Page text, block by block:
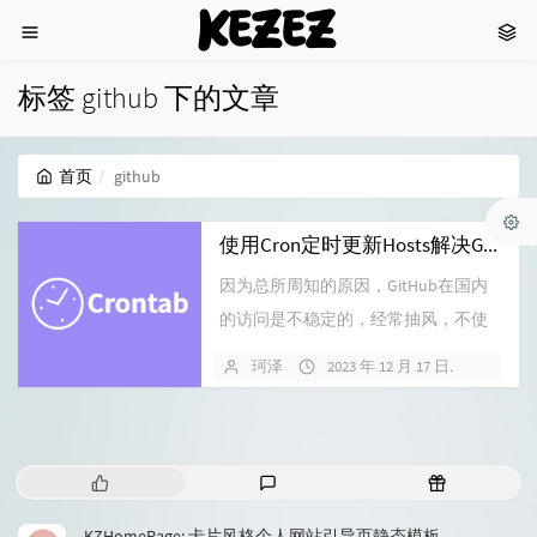
KEZEZ
标签 github 下的文章
首页 github
使用Cron定时更新Hosts解决Gihub无法访问问题
因为总所周知的原因，GitHub在国内
的访问是不稳定的，经常抽风，不使
行...
珂泽 2023 年 12 月 17 日
热
门
文
评
随